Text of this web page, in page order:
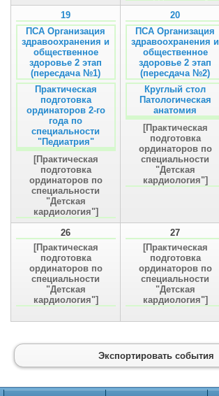
19
ПСА Организация
здравоохранения и
общественное
здоровье 2 этап
(пересдача №1)
Практическая
подготовка
ординаторов 2-го
года по
специальности
"Педиатрия"
[Практическая
подготовка
ординаторов по
специальности
"Детская
кардиология"]
20
ПСА Организация
здравоохранения и
общественное
здоровье 2 этап
(пересдача №2)
Круглый стол
Патологическая
анатомия
[Практическая
подготовка
ординаторов по
специальности
"Детская
кардиология"]
26
[Практическая
подготовка
ординаторов по
специальности
"Детская
кардиология"]
27
[Практическая
подготовка
ординаторов по
специальности
"Детская
кардиология"]
Экспортировать события